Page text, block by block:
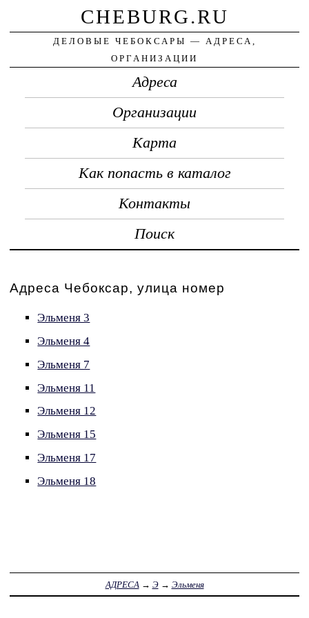
CHEBURG.RU
ДЕЛОВЫЕ ЧЕБОКСАРЫ — АДРЕСА,
ОРГАНИЗАЦИИ
Адреса
Организации
Карта
Как попасть в каталог
Контакты
Поиск
Адреса Чебоксар, улица номер
Эльменя 3
Эльменя 4
Эльменя 7
Эльменя 11
Эльменя 12
Эльменя 15
Эльменя 17
Эльменя 18
АДРЕСА → Э→ Эльменя